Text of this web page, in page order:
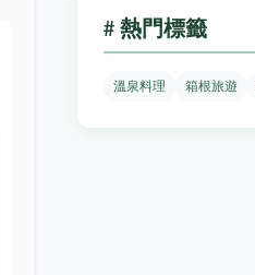
# 熱門標籤
溫泉料理 箱根旅遊